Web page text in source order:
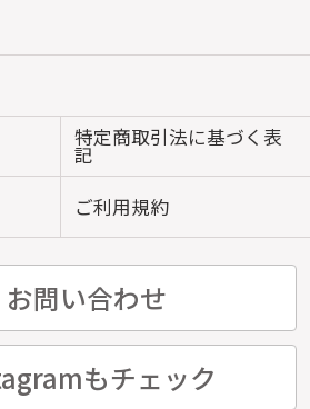
特定商取引法に基づく表
記
ご利用規約
お問い合わせ
もチェック